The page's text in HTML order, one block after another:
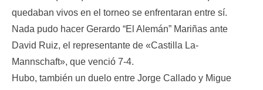
quedaban vivos en el torneo se enfrentaran entre sí.
Nada pudo hacer Gerardo “El Alemán” Mariñas ante
David Ruiz, el representante de «Castilla La-
Mannschaft», que venció 7-4.
Hubo, también un duelo entre Jorge Callado y Migue